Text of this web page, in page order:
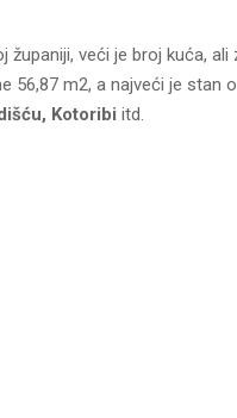
županiji, veći je broj kuća,
56,87 m2, a najveći je stan
Kotoribi itd.